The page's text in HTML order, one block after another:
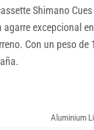
Shimano
excepcional
Con un peso
Aluminium